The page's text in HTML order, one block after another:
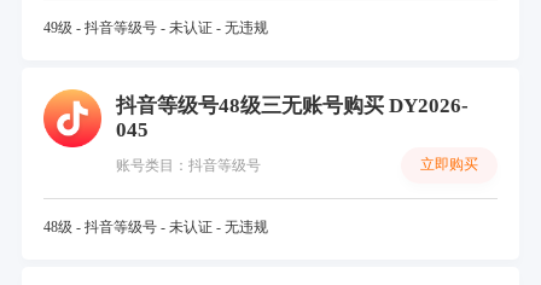
49级 - 抖音等级号 - 未认证 - 无违规
抖音等级号48级三无账号购买 DY2026-
045
账号类目：抖音等级号 立即购买
48级 - 抖音等级号 - 未认证 - 无违规